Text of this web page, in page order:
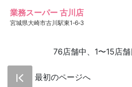
業務スーパー 古川店
宮城県大崎市古川駅東1‐6‐3
76店舗中、1〜15店
最初のページへ